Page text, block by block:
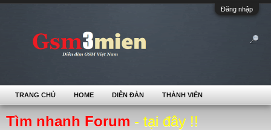
Đăng nhập
Tìm nhanh Forum - tại đây !!
TRANG CHỦ HOME DIỄN ĐÀN THÀNH VIÊN